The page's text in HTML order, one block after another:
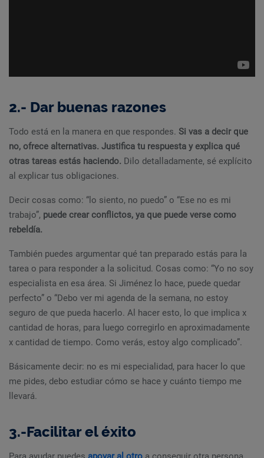
2.- Dar buenas razones
Todo está en la manera en que respondes. Si vas a decir que
no, ofrece alternativas. Justifica tu respuesta y explica qué
otras tareas estás haciendo. Dilo detalladamente, sé explícito
al explicar tus obligaciones.
Decir cosas como: “lo siento, no puedo” o “Ese no es mi
trabajo”, puede crear conflictos, ya que puede verse como
rebeldía.
También puedes argumentar qué tan preparado estás para la
tarea o para responder a la solicitud. Cosas como: “Yo no soy
especialista en esa área. Si Jiménez lo hace, puede quedar
perfecto” o “Debo ver mi agenda de la semana, no estoy
seguro de que pueda hacerlo. Al hacer esto, lo que implica x
cantidad de horas, para luego corregirlo en aproximadamente
x cantidad de tiempo. Como verás, estoy algo complicado”.
Básicamente decir: no es mi especialidad, para hacer lo que
me pides, debo estudiar cómo se hace y cuánto tiempo me
llevará.
3.-Facilitar el éxito